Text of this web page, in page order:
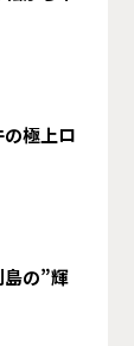
極上ロ
の”輝